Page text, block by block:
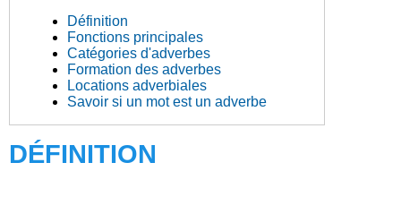
Définition
Fonctions principales
Catégories d'adverbes
Formation des adverbes
Locations adverbiales
Savoir si un mot est un adverbe
DÉFINITION